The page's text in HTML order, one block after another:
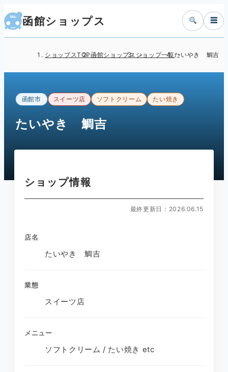
函館ショップス ☰
ショップスTOP函館ショップス ショップ一覧たいやき 鯛吉
函館市 スイーツ店 ソフトクリーム たい焼き
たいやき 鯛吉
ショップ情報
最終更新日：2026.06.15
店名
たいやき 鯛吉
業態
スイーツ店
メニュー
ソフトクリーム / たい焼き etc